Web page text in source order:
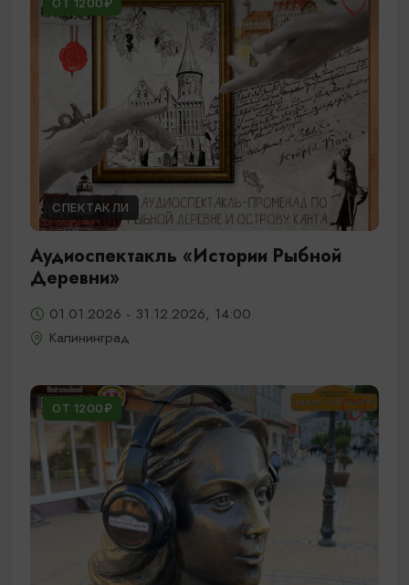
СПЕКТАКЛИ
Аудиоспектакль «Истории Рыбной
Деревни»
01.01.2026 - 31.12.2026, 14:00
Калининград
ОТ 1200₽